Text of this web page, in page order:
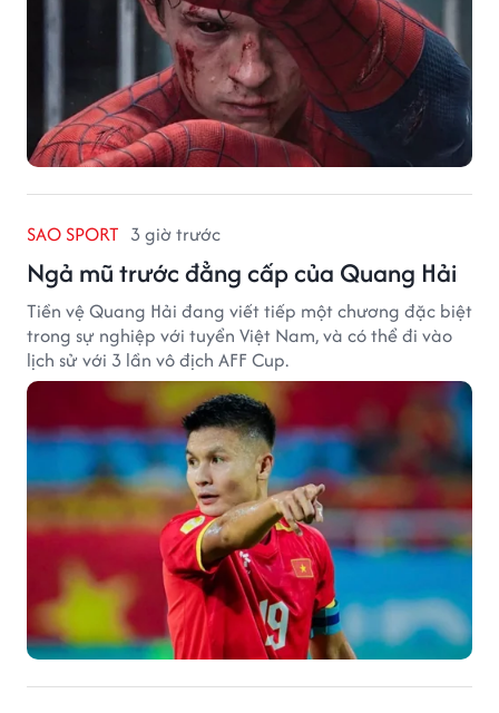
SAO SPORT 3 giờ trước
Ngả mũ trước đẳng cấp của Quang Hải
Tiền vệ Quang Hải đang viết tiếp một chương đặc biệt
trong sự nghiệp với tuyển Việt Nam, và có thể đi vào
lịch sử với 3 lần vô địch AFF Cup.